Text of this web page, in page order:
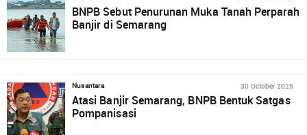
BNPB Sebut Penurunan Muka Tanah Perparah
Banjir di Semarang
Nusantara 30 October 2025
Atasi Banjir Semarang, BNPB Bentuk Satgas
Pompanisasi